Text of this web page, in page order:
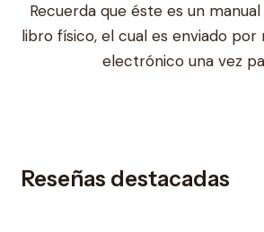
Recuerda que éste es un
libro físico, el cual es enviado
electrónico una vez
Reseñas destacadas